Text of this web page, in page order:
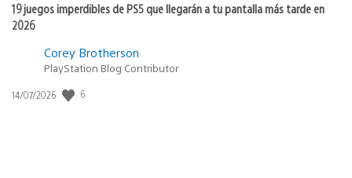
19 juegos imperdibles de PS5 que llegarán a tu pantalla más tarde en
2026
Corey Brotherson
PlayStation Blog Contributor
Fecha
14/07/2026 6